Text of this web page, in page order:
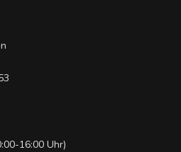
16:00 Uhr)